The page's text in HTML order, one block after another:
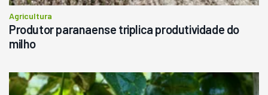
Agricultura
Produtor paranaense triplica produtividade do
milho